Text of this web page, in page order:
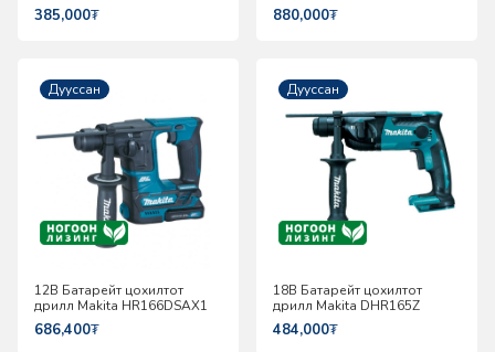
385,000₮ 880,000₮
Дууссан
12В Батарейт цохилтот
дрилл Makita HR166DSAX1
686,400₮
Дууссан
18В Батарейт цохилтот
дрилл Makita DHR165Z
484,000₮